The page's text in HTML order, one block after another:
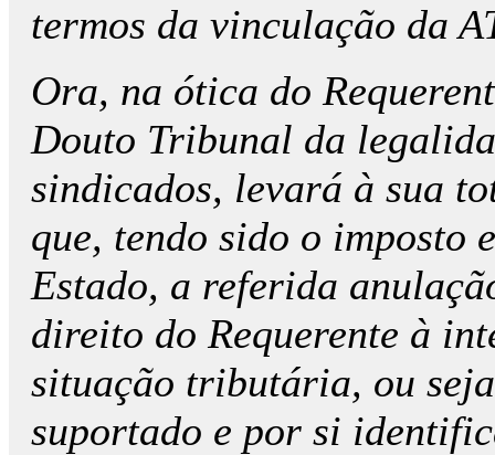
termos da vinculação da
Ora, na ótica do
Douto Tribunal da
sindicados, levará à sua
que, tendo sido o imposto
Estado, a referida
direito do Requerente à
situação tributária, ou
suportado e por si